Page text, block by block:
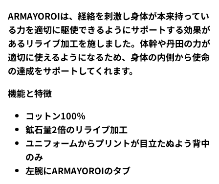
ARMAYOROIは、経絡を刺激し身体が本来持ってい
る力を適切に駆使できるようにサポートする効果が
あるリライブ加工を施しました。体幹や丹田の力が
適切に使えるようになるため、身体の内側から使命
の達成をサポートしてくれます。
機能と特徴
コットン100％
鉱石量2倍のリライブ加工
ユニフォームからプリントが目立たぬよう背中
のみ
左腕にARMAYOROIのタブ